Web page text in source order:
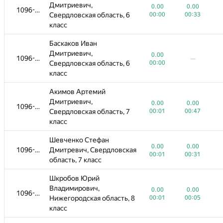
1096-1309
Дмитриевич,
Свердловская область, 6
класс
0.00
00:00
0.00
00:33
1096-1309
Баскаков Иван
Дмитриевич,
Свердловская область, 6
класс
0.00
00:00
—
1096-1309
Акимов Артемий
Дмитриевич,
Свердловская область, 7
класс
0.00
00:01
0.00
00:47
1096-1309
Шевченко Стефан
Дмитревич, Свердловская
область, 7 класс
0.00
00:01
0.00
00:31
1096-1309
Шкробов Юрий
Владимирович,
Нижегородская область, 8
класс
0.00
00:01
0.00
00:05